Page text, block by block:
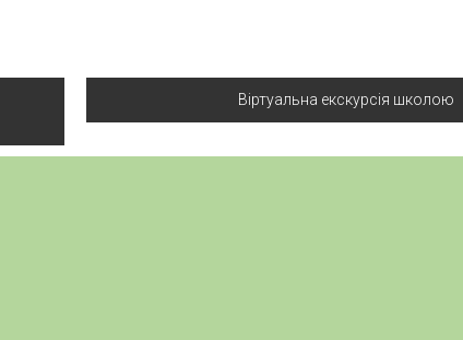
Віртуальна екскурсія школою